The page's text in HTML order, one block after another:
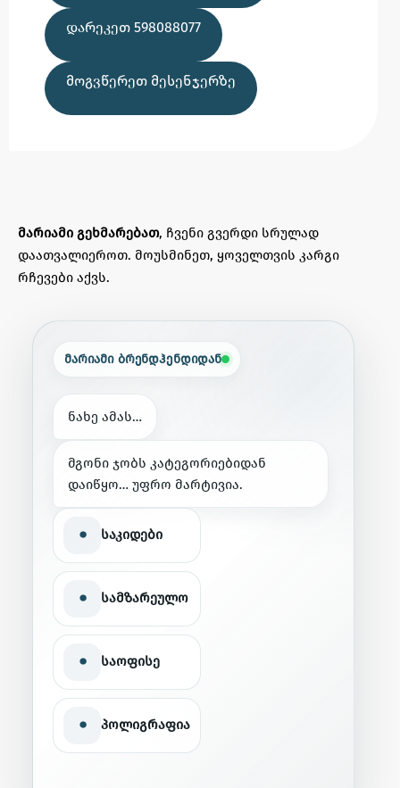
ᲓᲐᲠᲔᲙᲔᲗ 598088077
ᲛᲝᲒᲕᲬᲔᲠᲔᲗ ᲛᲔᲡᲔᲜᲯᲔᲠᲖᲔ
მარიამი გეხმარებათ, ჩვენი გვერდი სრულად
დაათვალიეროთ. მოუსმინეთ, ყოველთვის კარგი
რჩევები აქვს.
მარიამი ბრენდჰენდიდან
ნახე ამას…
მგონი ჯობს კატეგორიებიდან
დაიწყო… უფრო მარტივია.
• საკიდები
• სამზარეულო
• საოფისე
• პოლიგრაფია